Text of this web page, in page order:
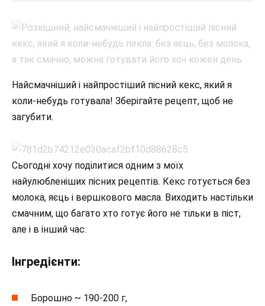
Найсмачніший і найпростіший пісний кекс, який я
коли-небудь готувала! Зберігайте рецепт, щоб не
загубити.
Сьогодні хочу поділитися одним з моїх
найулюбленіших пісних рецептів. Кекс готується без
молока, яєць і вершкового масла. Виходить настільки
смачним, що багато хто готує його не тільки в піст,
але і в інший час.
Інгредієнти:
Борошно ~ 190-200 г,